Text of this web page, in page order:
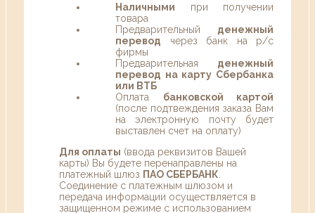
Наличными при получении
товара
Предварительный денежный
перевод через банк на р/с
фирмы
Предварительная денежный
перевод на карту Сбербанка
или ВТБ
Оплата банковской картой
(после подтвеждения заказа Вам
на электронную почту будет
выставлен счет на оплату)
Для оплаты (ввода реквизитов Вашей
карты) Вы будете перенаправлены на
платежный шлюз ПАО СБЕРБАНК
Соединение с платежным шлюзом и
передача информации осуществляется в
защищенном режиме с использованием